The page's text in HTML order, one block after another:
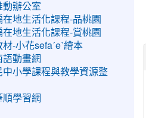
動辦公室
地生活化課程-品桃園
地生活化課程-賞桃園
-小花sefaˊeˋ繪本
語動畫網
中小學課程與教學資源整
順學習網